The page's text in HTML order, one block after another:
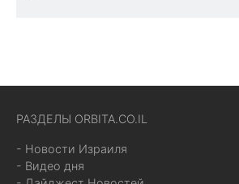
РАЗДЕЛЫ ORBITA.CO.IL
- Новости Израиля
- Видео дня